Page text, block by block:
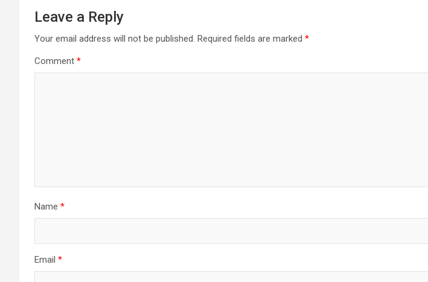
Leave a Reply
Your email address will not be published. Required fields are marked *
Comment *
Name *
Email *